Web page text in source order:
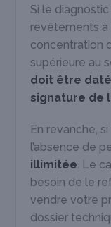
Si le
revêtements à
concentration
supérieure au
doit être daté
signature de
En revanche,
l’absence de
illimitée. Le
besoin de le
vendre votre
dossier